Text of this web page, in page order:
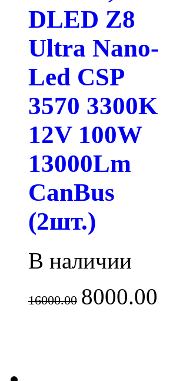
DLED Z8
Ultra Nano-
Led CSP
3570 3300K
12V 100W
13000Lm
CanBus
(2шт.)
В наличии
16000.00 8000.00